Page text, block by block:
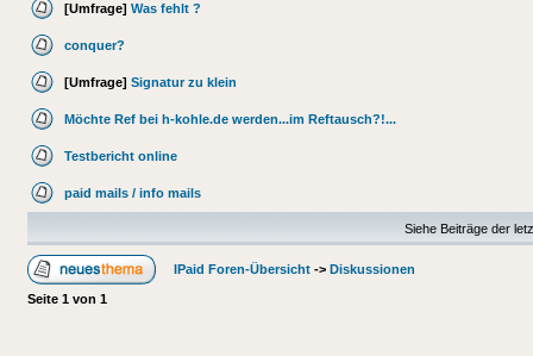
[Umfrage] Was fehlt ?
conquer?
[Umfrage] Signatur zu klein
Möchte Ref bei h-kohle.de werden...im Reftausch?!...
Testbericht online
paid mails / info mails
Siehe Beiträge der
IPaid Foren-Übersicht -> Diskussionen
Seite 1 von 1